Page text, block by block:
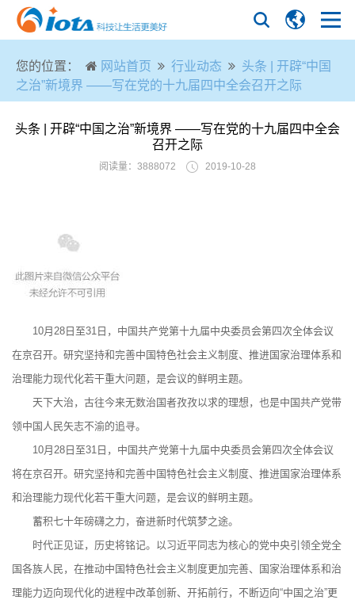
您的位置： 网站首页 行业动态
头条 | 开辟“中国
之治”新境界 ——写在党的十九届四中全会召开之际
头条 | 开辟“中国之治”新境界 ——写在党的十九届四中全会
召开之际
阅读量：3888072 2019-10-28
10月28日至31日，中国共产党第十九届中央委员会第四次全体会议
在京召开。研究坚持和完善中国特色社会主义制度、推进国家治理体系和
治理能力现代化若干重大问题，是会议的鲜明主题。
天下大治，古往今来无数治国者孜孜以求的理想，也是中国共产党带
领中国人民矢志不渝的追寻。
10月28日至31日，中国共产党第十九届中央委员会第四次全体会议
将在京召开。研究坚持和完善中国特色社会主义制度、推进国家治理体系
和治理能力现代化若干重大问题，是会议的鲜明主题。
蓄积七十年磅礴之力，奋进新时代筑梦之途。
时代正见证，历史将铭记。以习近平同志为核心的党中央引领全党全
国各族人民，在推动中国特色社会主义制度更加完善、国家治理体系和治
理能力迈向现代化的进程中改革创新、开拓前行，不断迈向“中国之治”更